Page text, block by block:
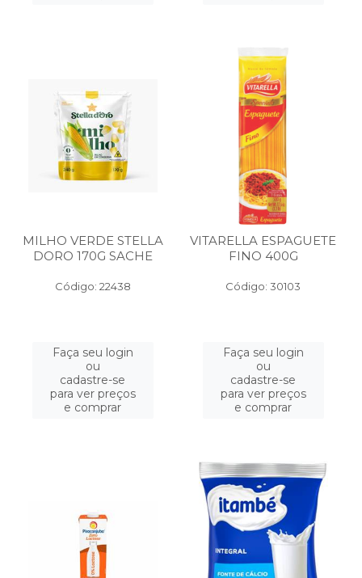
MILHO VERDE STELLA
DORO 170G SACHE
Código: 22438
Faça seu login
ou
cadastre-se
para ver preços
e comprar
VITARELLA ESPAGUETE
FINO 400G
Código: 30103
Faça seu login
ou
cadastre-se
para ver preços
e comprar